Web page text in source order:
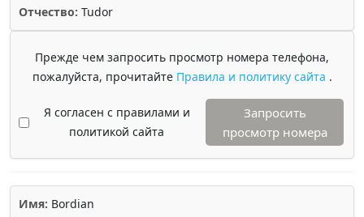
Отчество: Tudor
Прежде чем запросить просмотр номера телефона,
пожалуйста, прочитайте Правила и политику сайта .
Я согласен с правилами и
политикой сайта
Запросить
просмотр номера
Имя: Bordian